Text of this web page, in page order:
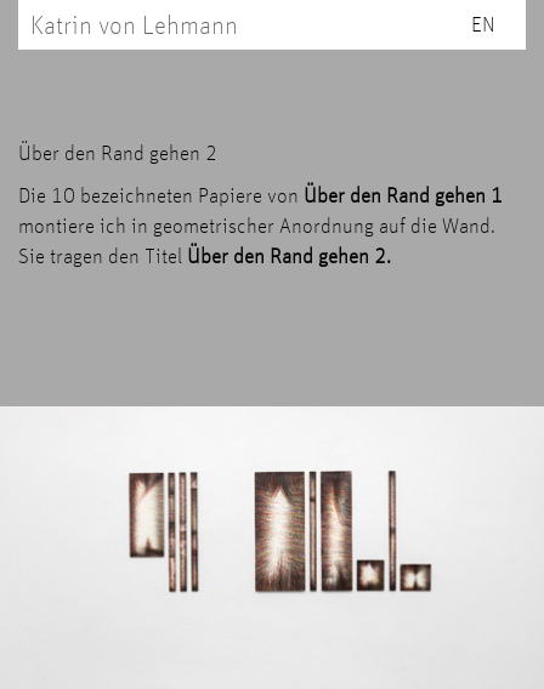
Katrin von Lehmann EN
Über den Rand gehen 2
Die 10 bezeichneten Papiere von Über den Rand gehen 1
montiere ich in geometrischer Anordnung auf die Wand.
Sie tragen den Titel Über den Rand gehen 2.